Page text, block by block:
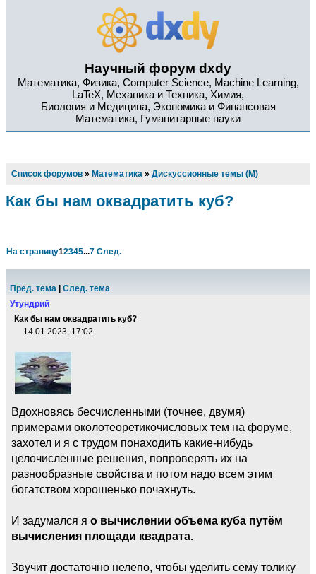
Научный форум dxdy
Математика, Физика, Computer Science, Machine Learning,
LaTeX, Механика и Техника, Химия,
Биология и Медицина, Экономика и Финансовая
Математика, Гуманитарные науки
Список форумов » Математика » Дискуссионные темы (М)
Как бы нам оквадратить куб?
На страницу12345...7 След.
Пред. тема
След. тема
Утундрий
Как бы нам оквадратить куб?
14.01.2023, 17:02
Вдохновясь бесчисленными (точнее, двумя)
примерами околотеоретикочисловых тем на форуме,
захотел и я с трудом понаходить какие-нибудь
целочисленные решения, попроверять их на
разнообразные свойства и потом надо всем этим
богатством хорошенько почахнуть.
И задумался я о вычислении объема куба путём
вычисления площади квадрата.
Звучит достаточно нелепо, чтобы уделить сему толику